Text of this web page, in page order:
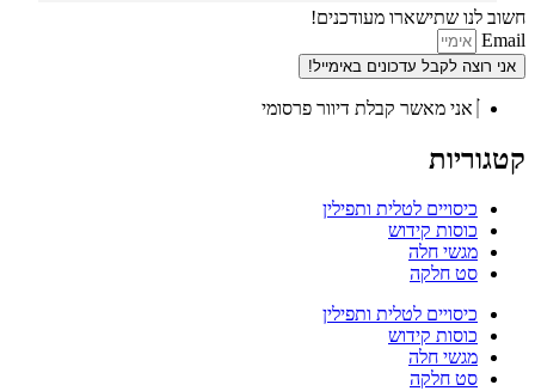
חשוב לנו שתישארו מעודכנים!
Email
אני רוצה לקבל עדכונים באימייל!
אני מאשר קבלת דיוור פרסומי
קטגוריות
כיסויים לטלית ותפילין
כוסות קידוש
מגשי חלה
סט חלקה
כיסויים לטלית ותפילין
כוסות קידוש
מגשי חלה
סט חלקה